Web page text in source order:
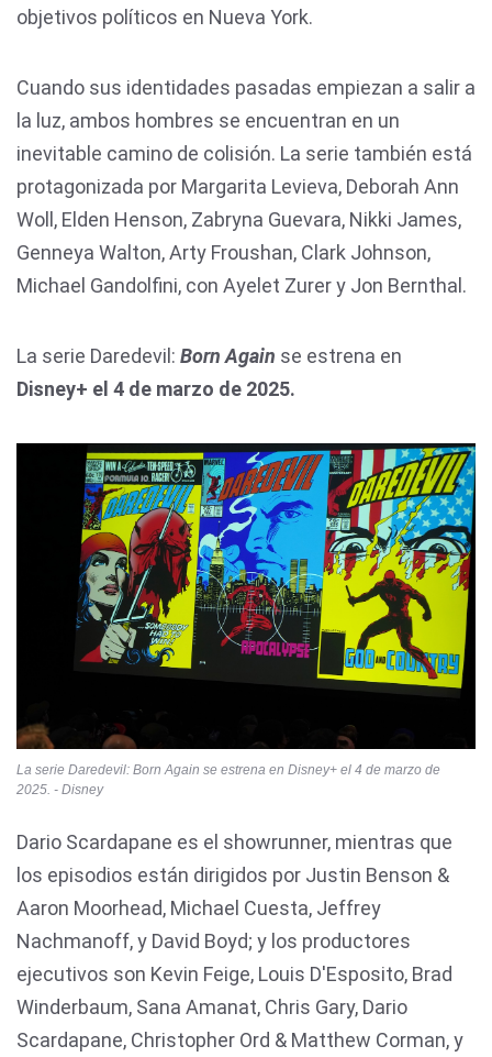
objetivos políticos en Nueva York.
Cuando sus identidades pasadas empiezan a salir a
la luz, ambos hombres se encuentran en un
inevitable camino de colisión. La serie también está
protagonizada por Margarita Levieva, Deborah Ann
Woll, Elden Henson, Zabryna Guevara, Nikki James,
Genneya Walton, Arty Froushan, Clark Johnson,
Michael Gandolfini, con Ayelet Zurer y Jon Bernthal.
La serie Daredevil: Born Again se estrena en
Disney+ el 4 de marzo de 2025.
La serie Daredevil: Born Again se estrena en Disney+ el 4 de marzo de
2025. - Disney
Dario Scardapane es el showrunner, mientras que
los episodios están dirigidos por Justin Benson &
Aaron Moorhead, Michael Cuesta, Jeffrey
Nachmanoff, y David Boyd; y los productores
ejecutivos son Kevin Feige, Louis D'Esposito, Brad
Winderbaum, Sana Amanat, Chris Gary, Dario
Scardapane, Christopher Ord & Matthew Corman, y